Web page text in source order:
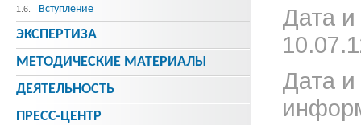
Дата
Дата и
1.6. Вступление
ЭКСПЕРТИЗА
МЕТОДИЧЕСКИE МАТЕРИАЛЫ
ДЕЯТЕЛЬНОСТЬ
ПРЕСС-ЦЕНТР